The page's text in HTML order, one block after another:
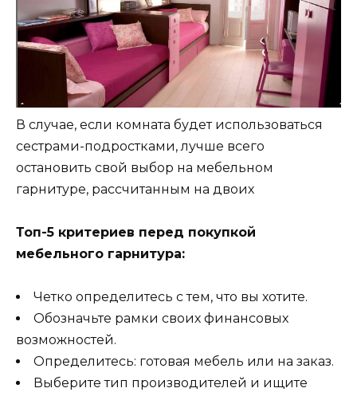
В случае, если комната будет использоваться
сестрами-подростками, лучше всего
остановить свой выбор на мебельном
гарнитуре, рассчитанным на двоих
Топ-5 критериев перед покупкой
мебельного гарнитура:
Четко определитесь с тем, что вы хотите.
Обозначьте рамки своих финансовых
возможностей.
Определитесь: готовая мебель или на заказ.
Выберите тип производителей и ищите